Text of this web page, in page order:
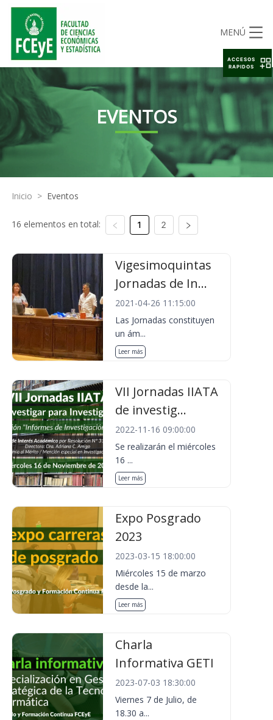
MENÚ
EVENTOS
Inicio > Eventos
16 elementos en total: 1 2
Vigesimoquintas
Jornadas de In...
2021-04-26 11:15:00
Las Jornadas constituyen
un ám...
Leer más
VII Jornadas IIATA
de investig...
2022-11-16 09:00:00
Se realizarán el miércoles
16 ...
Leer más
Expo Posgrado
2023
2023-03-15 18:00:00
Miércoles 15 de marzo
desde la...
Leer más
Charla
Informativa GETI
2023-07-03 18:30:00
Viernes 7 de Julio, de
18.30 a...
ACCESOS
RAPIDOS